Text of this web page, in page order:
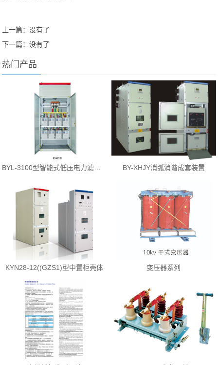
上一篇：没有了
下一篇：没有了
热门产品
BY-XHJY消弧消谐成套装置
KYN28-12((GZS1)型中置柜壳体 变压器系列